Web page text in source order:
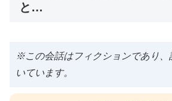
と…
※この会話はフィクションであり、
いています。